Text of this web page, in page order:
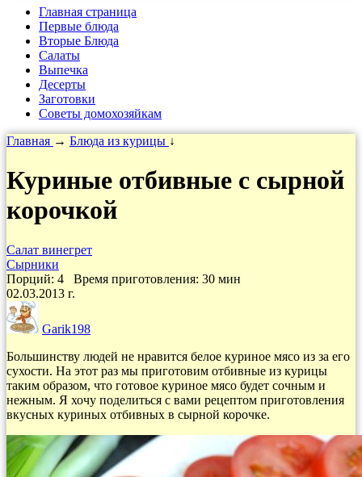
Главная страница
Первые блюда
Вторые Блюда
Салаты
Выпечка
Десерты
Заготовки
Cоветы домохозяйкам
Главная → Блюда из курицы ↓
Куриные отбивные с сырной
корочкой
Салат винегрет
Сырники
Порций: 4 Время приготовления: 30 мин
02.03.2013 г.
Garik198
Большинству людей не нравится белое куриное мясо из за его
сухости. На этот раз мы приготовим отбивные из курицы
таким образом, что готовое куриное мясо будет сочным и
нежным. Я хочу поделиться с вами рецептом приготовления
вкусных куриных отбивных в сырной корочке.